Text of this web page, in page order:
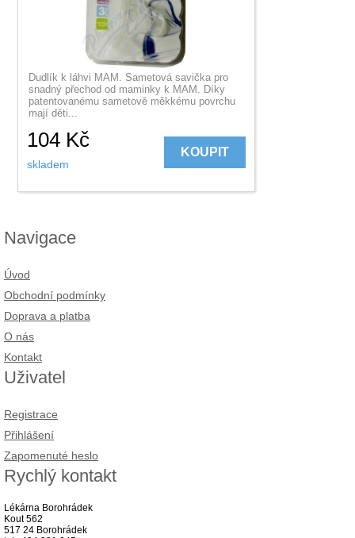
Dudlík k láhvi MAM. Sametová savička pro
snadný přechod od maminky k MAM. Díky
patentovanému sametově měkkému povrchu
mají děti...
104 Kč
skladem
KOUPIT
Navigace
Úvod
Obchodní podmínky
Doprava a platba
O nás
Kontakt
Uživatel
Registrace
Přihlášení
Zapomenuté heslo
Rychlý kontakt
Lékárna Borohrádek
Kout 562
517 24 Borohrádek